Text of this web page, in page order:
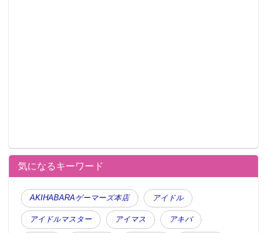
気になるキーワード
AKIHABARAゲーマーズ本店 アイドル
アイドルマスター アイマス アキバ